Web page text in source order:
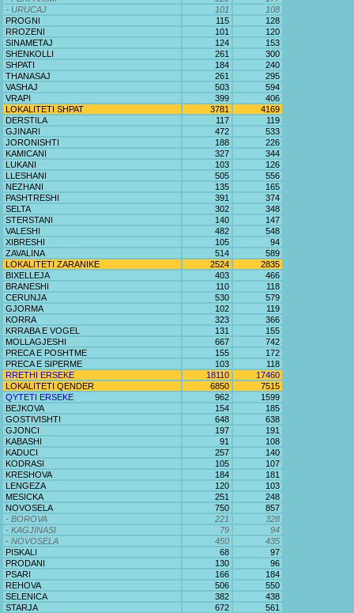
- URUCAJ
101
108
PROGNI
115
128
RROZENI
101
120
SINAMETAJ
124
153
SHENKOLLI
261
300
SHPATI
184
240
THANASAJ
261
295
VASHAJ
503
594
VRAPI
399
406
LOKALITETI SHPAT
3781
4169
DERSTILA
117
119
GJINARI
472
533
JORONISHTI
188
226
KAMICANI
327
344
LUKANI
103
126
LLESHANI
505
556
NEZHANI
135
165
PASHTRESHI
391
374
SELTA
302
348
STERSTANI
140
147
VALESHI
482
548
XIBRESHI
105
94
ZAVALINA
514
589
LOKALITETI ZARANIKE
2524
2835
BIXELLEJA
403
466
BRANESHI
110
118
CERUNJA
530
579
GJORMA
102
119
KORRA
323
366
KRRABA E VOGEL
131
155
MOLLAGJESHI
667
742
PRECA E POSHTME
155
172
PRECA E SIPERME
103
118
RRETHI ERSEKE
18110
17460
LOKALITETI QENDER
6850
7515
QYTETI ERSEKE
962
1599
BEJKOVA
154
185
GOSTIVISHTI
648
638
GJONCI
197
191
KABASHI
91
108
KADUCI
257
140
KODRASI
105
107
KRESHOVA
184
181
LENGEZA
120
103
MESICKA
251
248
NOVOSELA
750
857
- BOROVA
221
328
- KAGJINASI
79
94
- NOVOSELA
450
435
PISKALI
68
97
PRODANI
130
96
PSARI
166
184
REHOVA
506
550
SELENICA
382
438
STARJA
672
561